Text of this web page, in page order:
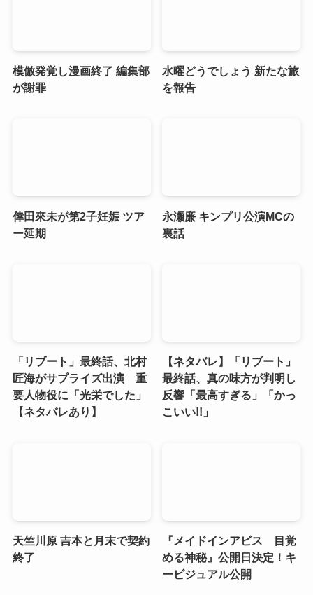
模倣発覚し漫画終了 編集部
が謝罪
水曜どうでしょう 新たな旅
を報告
倖田來未が第2子妊娠 ツア
ー延期
永瀬廉 キンプリ公演MCの
裏話
「リブート」最終話、北村
匠海がサプライズ出演 重
要人物役に「光栄でした」
【ネタバレあり】
【ネタバレ】「リブート」
最終話、真の味方が判明し
反響「最高すぎる」「かっ
こいい!!」
天竺川原 吉本と月末で契約
終了
『メイドインアビス 目覚
める神秘』公開日決定！キ
ービジュアル公開